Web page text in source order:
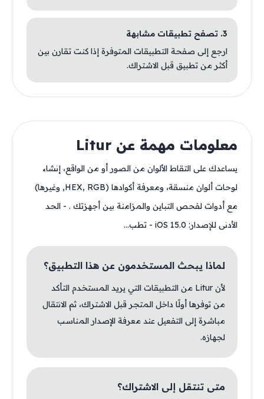
3. تصفح تطبيقات مشابهة
ارجع إلى صفحة التطبيقات المتوفرة إذا كنت تقارن بين
أكثر من تطبيق قبل الاشتراك.
معلومات مهمة عن Litur
يساعدك على التقاط الألوان من الصور أو من الواقع، إنشاء
لوحات ألوان منسقة، ومعرفة أكوادها (HEX, RGB, وغيرها)
مع أدوات لفحص التباين والمزامنة بين أجهزتك . - الحد
الأدنى للإصدار: iOS 15.0 - تطب...
لماذا يبحث المستخدمون عن هذا التطبيق؟
لأن Litur من التطبيقات التي يريد المستخدم التأكد
من توفرها أولًا داخل المتجر قبل الاشتراك، ثم الانتقال
مباشرة إلى التفعيل عند معرفة الإصدار المناسب
لجهازه.
متى تنتقل إلى الاشتراك؟